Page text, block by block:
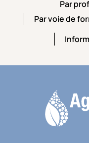
Par
Par
Par voie de
Par voie de